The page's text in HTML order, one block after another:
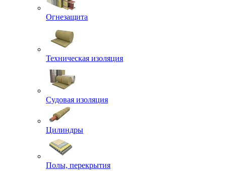
Огнезащита
Техническая изоляция
Судовая изоляция
Цилиндры
Полы, перекрытия